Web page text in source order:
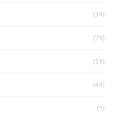
(39)
(79)
(19)
(45)
(7)